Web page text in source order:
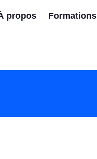
propos Formations